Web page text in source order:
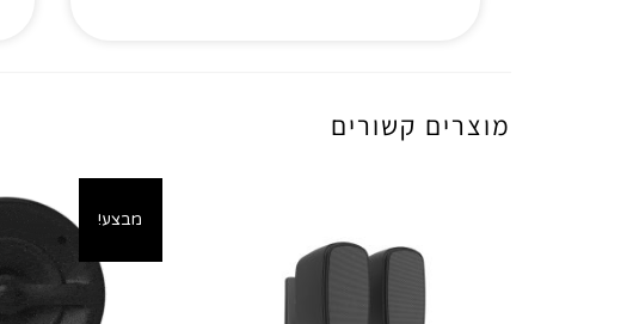
מוצרים קשורים
מבצע!